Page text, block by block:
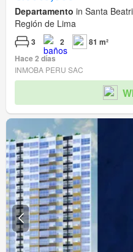
Departamento in Santa
Región de Lima
3 2
81 m²
Hace 2 días
INMOBA PERU SAC